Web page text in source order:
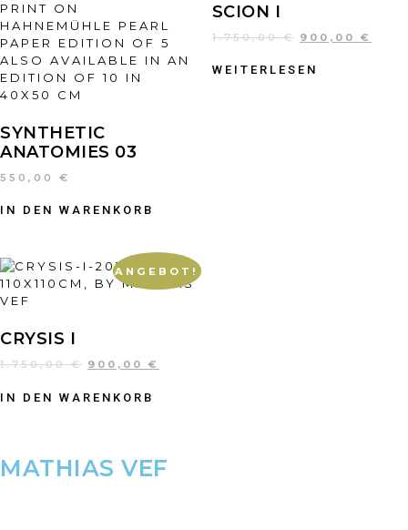
SYNTHETIC
ANATOMIES 03
550,00 €
IN DEN WARENKORB
SCION I
1.750,00€ 900,00 €
WEITERLESEN
ANGEBOT!
CRYSIS I
1.750,00€ 900,00 €
IN DEN WARENKORB
MATHIAS VEF